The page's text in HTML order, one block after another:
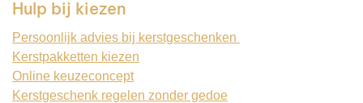
Hulp bij kiezen
Persoonlijk advies bij kerstgeschenken
Kerstpakketten kiezen
Online keuzeconcept
Kerstgeschenk regelen zonder gedoe